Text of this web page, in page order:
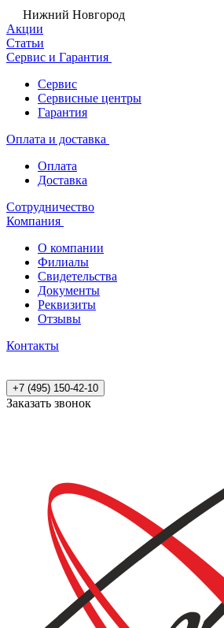
Нижний Новгород
Акции
Статьи
Сервис и Гарантия
Сервис
Сервисные центры
Гарантия
Оплата и доставка
Оплата
Доставка
Сотрудничество
Компания
О компании
Филиалы
Свидетельства
Документы
Реквизиты
Отзывы
Контакты
+7 (495) 150-42-10
Заказать звонок